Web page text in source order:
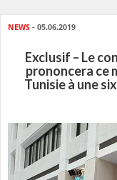
NEWS - 05.06.2019
Exclusif – Le
prononcera ce
Tunisie à une